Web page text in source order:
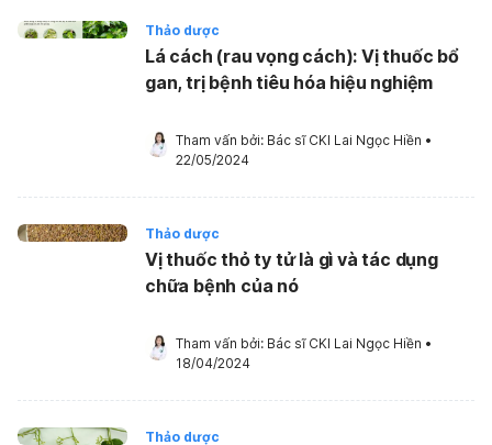
Thảo dược
Lá cách (rau vọng cách): Vị thuốc bổ
gan, trị bệnh tiêu hóa hiệu nghiệm
Tham vấn bởi: Bác sĩ CKI Lai Ngọc Hiền •
22/05/2024
Thảo dược
Vị thuốc thỏ ty tử là gì và tác dụng
chữa bệnh của nó
Tham vấn bởi: Bác sĩ CKI Lai Ngọc Hiền •
18/04/2024
Thảo dược